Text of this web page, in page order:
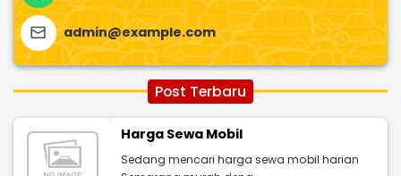
admin@example.com
Post Terbaru
Harga Sewa Mobil
Sedang mencari harga sewa mobil harian